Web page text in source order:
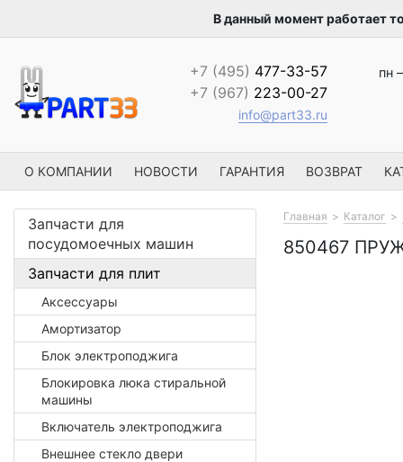
В данный момент работает
+7 (495) 477-33-57
+7 (967) 223-00-27
info@part33.ru
пн
О КОМПАНИИ НОВОСТИ ГАРАНТИЯ ВОЗВРАТ
Запчасти для
посудомоечных машин
Запчасти для плит
Аксессуары
Амортизатор
Блок электроподжига
Блокировка люка стиральной
машины
Включатель электроподжига
Внешнее стекло двери
Главная Каталог
850467